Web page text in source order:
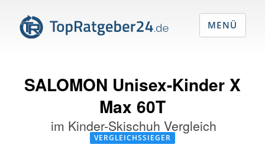
SALOMON Unisex-Kinder X
Max 60T
im Kinder-Skischuh Vergleich
VERGLEICHSSIEGER
MENÜ